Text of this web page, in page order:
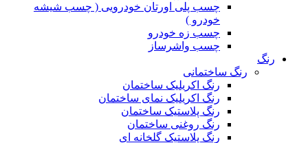
چسب پلی اورتان خودرویی ( چسب شیشه
خودرو )
چسب زه خودرو
چسب واشرساز
رنگ
رنگ ساختمانی
رنگ اکریلیک ساختمان
رنگ اکریلیک نمای ساختمان
رنگ پلاستیک ساختمان
رنگ روغنی ساختمان
رنگ پلاستیک گلخانه ای